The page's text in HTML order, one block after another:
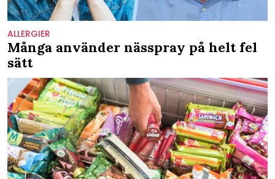
ALLERGIER
Många använder nässpray på helt fel
sätt